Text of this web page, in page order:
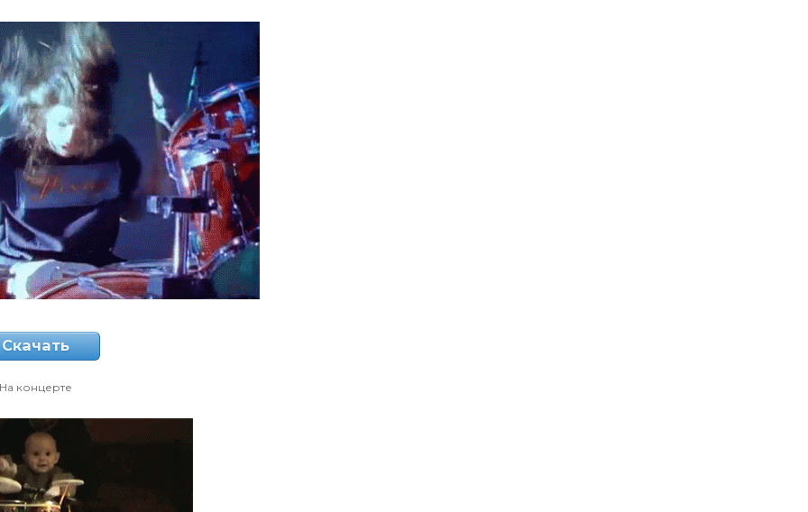
Скачать
концерте